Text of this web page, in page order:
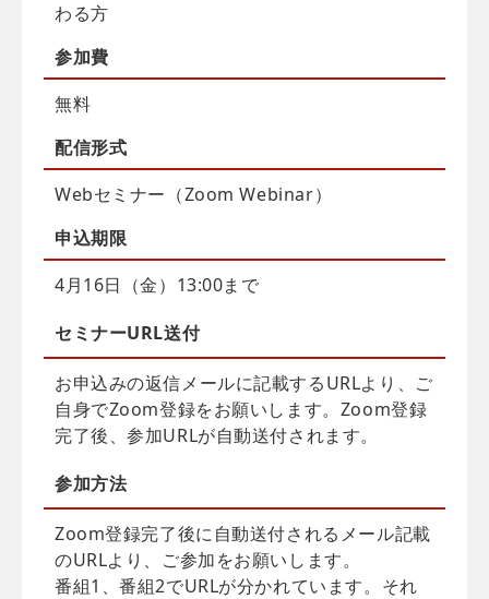
わる方
参加費
無料
配信形式
Webセミナー（Zoom Webinar）
申込期限
4月16日（金）13:00まで
セミナーURL送付
お申込みの返信メールに記載するURLより、ご
自身でZoom登録をお願いします。Zoom登録
完了後、参加URLが自動送付されます。
参加方法
Zoom登録完了後に自動送付されるメール記載
のURLより、ご参加をお願いします。
番組1、番組2でURLが分かれています。それ